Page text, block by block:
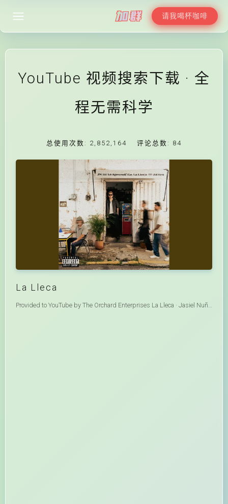
请我喝杯咖啡
YouTube 视频搜索下载 · 全
程无需科学
总使用次数: 2,852,164 评论总数: 84
La Lleca